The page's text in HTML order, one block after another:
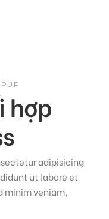
hợp
adipisicing
ut labore et
minim veniam,